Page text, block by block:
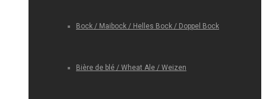
Bock / Maibock / Helles Bock / Doppel Bock
Bière de blé / Wheat Ale / Weizen